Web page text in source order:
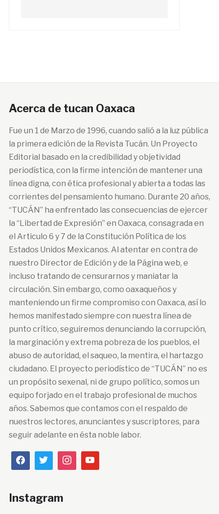
Acerca de tucan Oaxaca
Fue un 1 de Marzo de 1996, cuando salió a la luz pública
la primera edición de la Revista Tucán. Un Proyecto
Editorial basado en la credibilidad y objetividad
periodística, con la firme intención de mantener una
línea digna, con ética profesional y abierta a todas las
corrientes del pensamiento humano. Durante 20 años,
“TUCÁN” ha enfrentado las consecuencias de ejercer
la “Libertad de Expresión” en Oaxaca, consagrada en
el Articulo 6 y 7 de la Constitución Política de los
Estados Unidos Mexicanos. Al atentar en contra de
nuestro Director de Edición y de la Página web, e
incluso tratando de censurarnos y maniatar la
circulación. Sin embargo, como oaxaqueños y
manteniendo un firme compromiso con Oaxaca, así lo
hemos manifestado siempre con nuestra línea de
punto crítico, seguiremos denunciando la corrupción,
la marginación y extrema pobreza de los pueblos, el
abuso de autoridad, el saqueo, la mentira, el hartazgo
ciudadano. El proyecto periodístico de “TUCÁN” no es
un propósito sexenal, ni de grupo político, somos un
equipo forjado en el trabajo profesional de muchos
años. Sabemos que contamos con el respaldo de
nuestros lectores, anunciantes y suscriptores, para
seguir adelante en ésta noble labor.
Instagram